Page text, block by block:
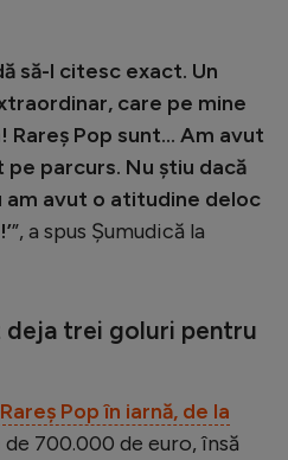
să-l citesc exact. Un
care pe mine
Rareş Pop sunt… Am avut
parcurs. Nu ştiu dacă
am avut o atitudine deloc
”, a spus Şumudică la
deja trei goluri pentru
Pop în iarnă, de la
700.000 de euro, însă